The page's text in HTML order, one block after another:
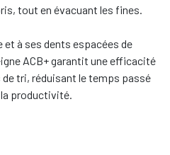
tout en évacuant les fines.
et à ses dents espacées de
ACB+ garantit une efficacité
tri, réduisant le temps passé
productivité.